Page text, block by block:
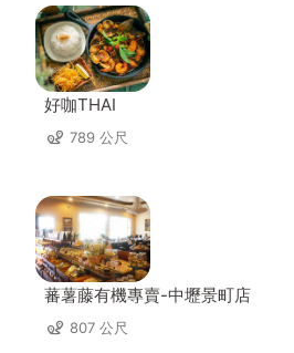
好咖THAI
789 公尺
蕃薯藤有機專賣-中壢景町店
807 公尺